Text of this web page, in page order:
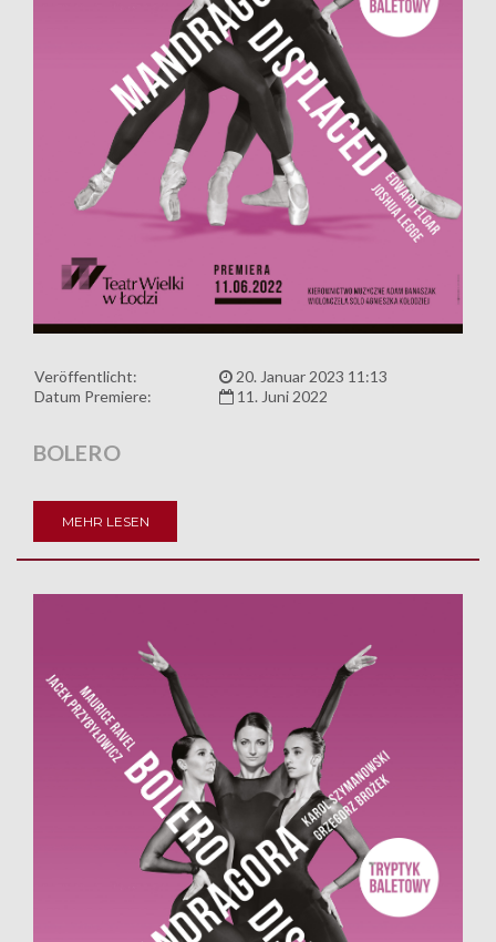
Veröffentlicht:
20. Januar 2023 11:13
Datum Premiere:
11. Juni 2022
BOLERO
MEHR LESEN